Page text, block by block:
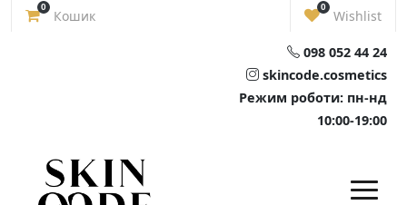
Skip
0
Кошик
0
Wishlist
098 052 44 24
skincode.cosmetics
Режим роботи: пн-нд
10:00-19:00